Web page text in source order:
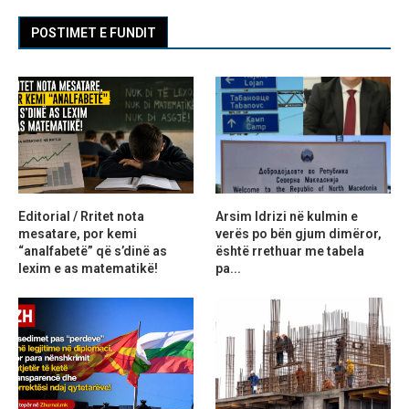
POSTIMET E FUNDIT
Editorial / Rritet nota
mesatare, por kemi
“analfabetë” që s’dinë as
lexim e as matematikë!
Arsim Idrizi në kulmin e
verës po bën gjum dimëror,
është rrethuar me tabela
pa...